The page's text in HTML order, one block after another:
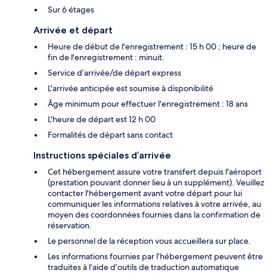
Sur 6 étages
Arrivée et départ
Heure de début de l'enregistrement : 15 h 00 ; heure de
fin de l'enregistrement : minuit.
Service d’arrivée/de départ express
L'arrivée anticipée est soumise à disponibilité
Âge minimum pour effectuer l'enregistrement : 18 ans
L'heure de départ est 12 h 00
Formalités de départ sans contact
Instructions spéciales d’arrivée
Cet hébergement assure votre transfert depuis l'aéroport
(prestation pouvant donner lieu à un supplément). Veuillez
contacter l'hébergement avant votre départ pour lui
communiquer les informations relatives à votre arrivée, au
moyen des coordonnées fournies dans la confirmation de
réservation.
Le personnel de la réception vous accueillera sur place.
Les informations fournies par l’hébergement peuvent être
traduites à l’aide d’outils de traduction automatique